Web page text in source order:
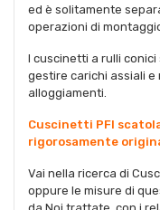
ed è solitamente
operazioni di
I cuscinetti a rulli
gestire carichi assiali e
alloggiamenti.
Cuscinetti PFI
rigorosamente
Vai nella ricerca di
oppure le misure di